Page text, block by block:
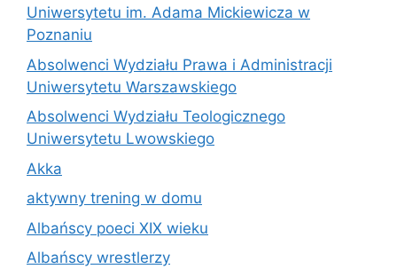
Uniwersytetu im. Adama Mickiewicza w
Poznaniu
Absolwenci Wydziału Prawa i Administracji
Uniwersytetu Warszawskiego
Absolwenci Wydziału Teologicznego
Uniwersytetu Lwowskiego
Akka
aktywny trening w domu
Albańscy poeci XIX wieku
Albańscy wrestlerzy